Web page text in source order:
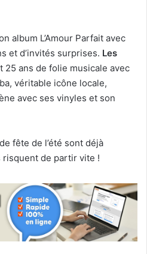
album L’Amour Parfait avec
et d’invités surprises. Les
25 ans de folie musicale avec
véritable icône locale,
avec ses vinyles et son
fête de l’été sont déjà
de partir vite !